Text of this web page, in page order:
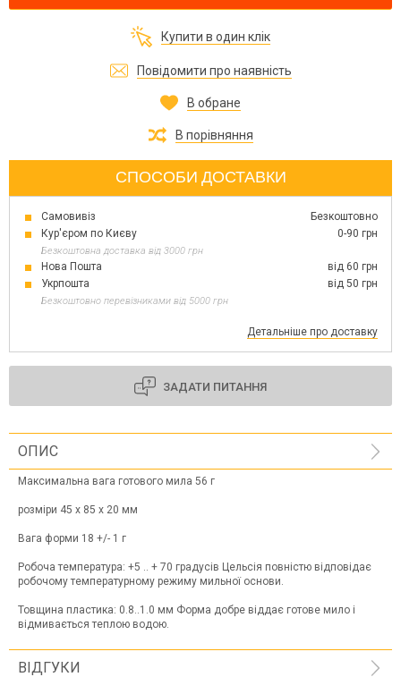
Купити в один клік
Повідомити про наявність
В обране
В порівняння
СПОСОБИ ДОСТАВКИ
Самовивіз
Безкоштовно
Кур'єром по Києву
0-90 грн
Безкоштовна доставка від 3000 грн
Нова Пошта
від 60 грн
Укрпошта
від 50 грн
Безкоштовно перевізниками від 5000 грн
Детальніше про доставку
ЗАДАТИ ПИТАННЯ
ОПИС
Максимальна вага готового мила 56 г
розміри 45 х 85 х 20 мм
Вага форми 18 +/- 1 г
Робоча температура: +5 .. + 70 градусів Цельсія повністю відповідає
робочому температурному режиму мильної основи.
Товщина пластика: 0.8..1.0 мм Форма добре віддає готове мило і
відмивається теплою водою.
ВІДГУКИ